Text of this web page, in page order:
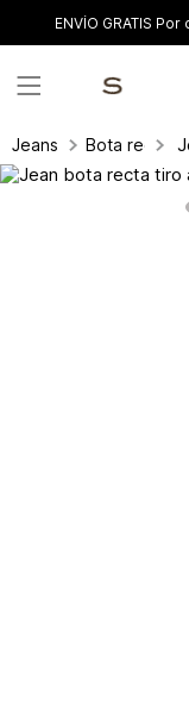
ENVÍO GRATIS
Jeans Bota recta